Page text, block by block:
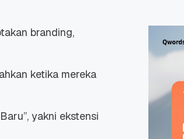
branding,
ketika mereka
yakni ekstensi